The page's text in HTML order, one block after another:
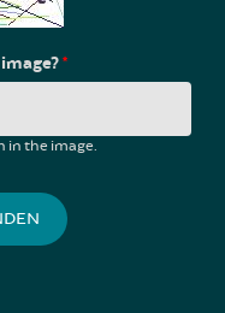
*
in the image.